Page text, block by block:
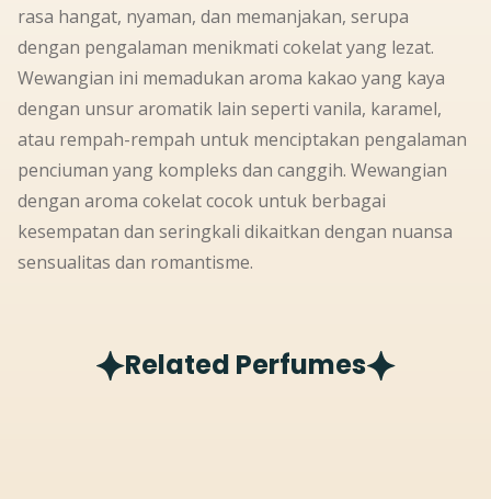
rasa hangat, nyaman, dan memanjakan, serupa
dengan pengalaman menikmati cokelat yang lezat.
Wewangian ini memadukan aroma kakao yang kaya
dengan unsur aromatik lain seperti vanila, karamel,
atau rempah-rempah untuk menciptakan pengalaman
penciuman yang kompleks dan canggih. Wewangian
dengan aroma cokelat cocok untuk berbagai
kesempatan dan seringkali dikaitkan dengan nuansa
sensualitas dan romantisme.
Related Perfumes